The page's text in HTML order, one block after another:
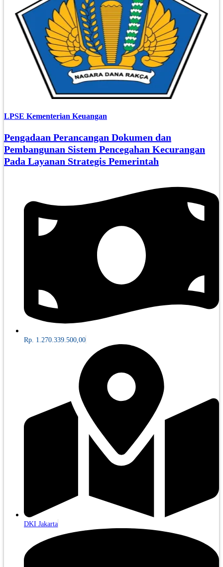
LPSE Kementerian Keuangan
Pengadaan Perancangan Dokumen dan
Pembangunan Sistem Pencegahan Kecurangan
Pada Layanan Strategis Pemerintah
Rp. 1.270.339.500,00
DKI Jakarta